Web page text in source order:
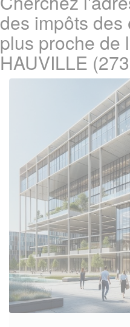
des impôts
plus proche de
HAUVILLE